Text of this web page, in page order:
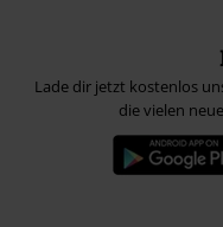
Lade dir jetzt kostenlos
die vielen